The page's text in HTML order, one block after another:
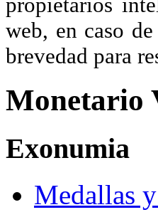
web, en caso
brevedad para
Monetario
Exonumia
Medallas